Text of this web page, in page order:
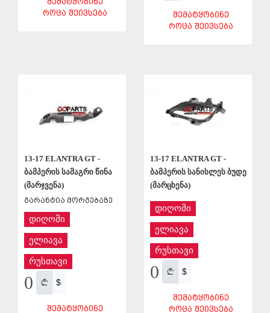
ᲠᲝᲪᲐ ᲨᲔᲘᲕᲡᲔᲑᲐ
ᲨᲔᲛᲐᲢᲧᲝᲑᲘᲜᲔ
ᲠᲝᲪᲐ ᲨᲔᲘᲕᲡᲔᲑᲐ
13-17 ELANTRA GT -
ბამპერის სამაგრი წინა
(მარჯვენა)
გარანტია მორგებაზე
დიღომი
ელიავა
რუსთავი
0 $
ᲨᲔᲛᲐᲢᲧᲝᲑᲘᲜᲔ
13-17 ELANTRA GT -
ბამპერის სანისლეს ბუდე
(მარცხენა)
დიღომი
ელიავა
რუსთავი
0 $
ᲨᲔᲛᲐᲢᲧᲝᲑᲘᲜᲔ
ᲠᲝᲪᲐ ᲨᲔᲘᲕᲡᲔᲑᲐ